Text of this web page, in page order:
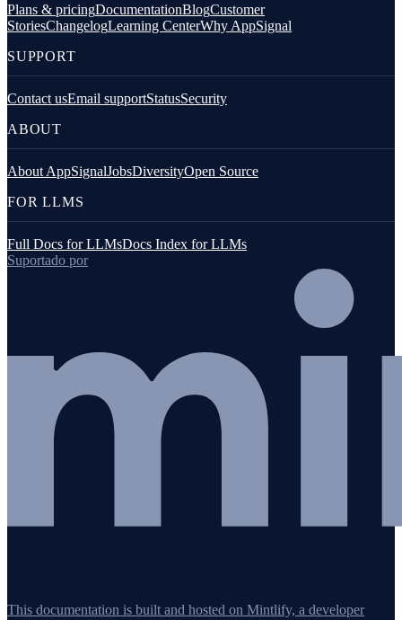
Plans & pricingDocumentationBlogCustomer
StoriesChangelogLearning CenterWhy AppSignal
SUPPORT
Contact usEmail supportStatusSecurity
ABOUT
About AppSignalJobsDiversityOpen Source
FOR LLMS
Full Docs for LLMsDocs Index for LLMs
Suportado por
This documentation is built and hosted on Mintlify, a developer